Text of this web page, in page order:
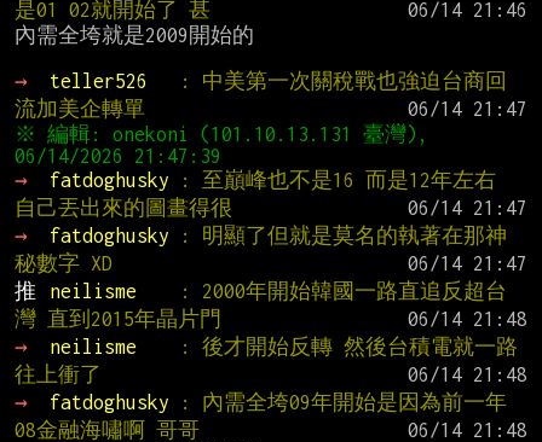
是01 02就開始了 甚
內需全垮就是2009開始的
→ teller526
: 中美第一次關稅戰也強迫台商回
流加美企轉單
※ 編輯: onekoni (101.10.13.131 臺灣),
→
fatdoghusky
: 至巔峰也不是16 而是12年左右
自己丟出來的圖畫得很
→
fatdoghusky
: 明顯了但就是莫名的執著在那神
秘數字 XD
推
neilisme
: 2000年開始韓國一路直追反超台
灣 直到2015年晶片門
→
neilisme
: 後才開始反轉 然後台積電就一路
往上衝了
→
fatdoghusky
: 內需全垮09年開始是因為前一年
08金融海嘯啊 哥哥